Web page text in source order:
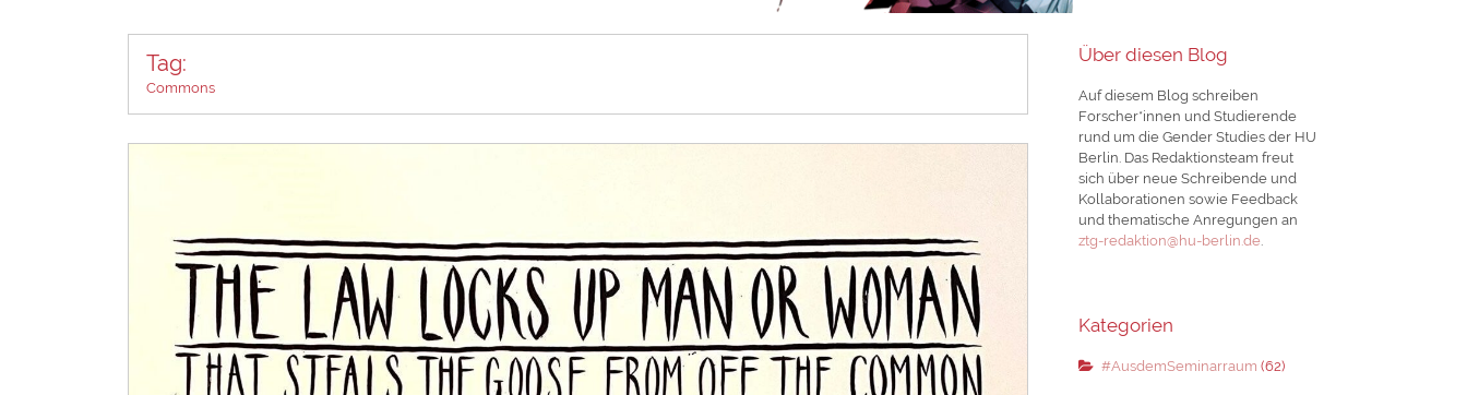
Tag:
Commons
Über diesen Blog
Auf diesem Blog schreiben
Forscher*innen und Studierende
rund um die Gender Studies der HU
Berlin. Das Redaktionsteam freut
sich über neue Schreibende und
Kollaborationen sowie Feedback
und thematische Anregungen an
ztg-redaktion@hu-berlin.de.
Kategorien
#AusdemSeminarraum (62)